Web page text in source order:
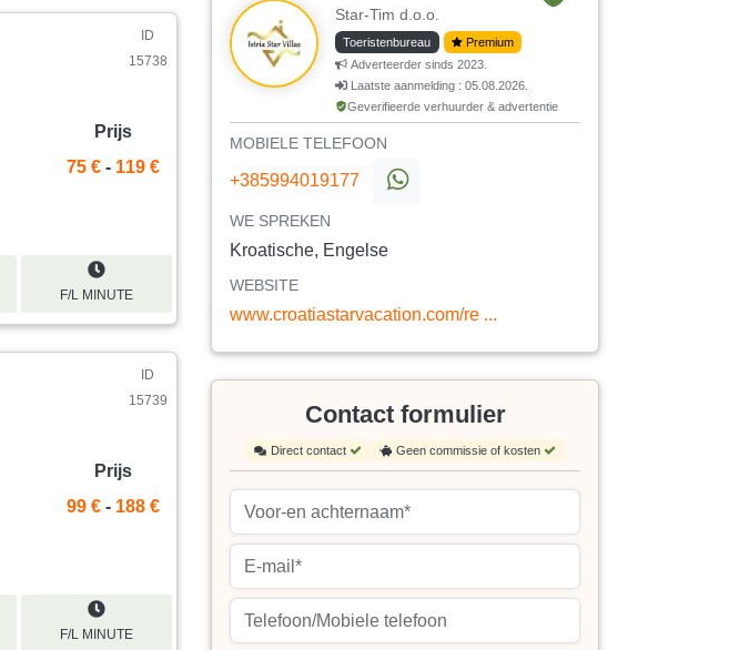
ID
15738
Prijs
75 € - 119 €
F/L MINUTE
ID
15739
Prijs
99 € - 188 €
F/L MINUTE
Star-Tim d.o.o.
Toeristenbureau
Premium
Adverteerder sinds 2023.
Laatste aanmelding : 05.08.2026.
Geverifieerde verhuurder & advertentie
MOBIELE TELEFOON
+385994019177
WE SPREKEN
Kroatische, Engelse
WEBSITE
www.croatiastarvacation.com/re ...
Contact formulier
Direct contact Geen commissie of kosten